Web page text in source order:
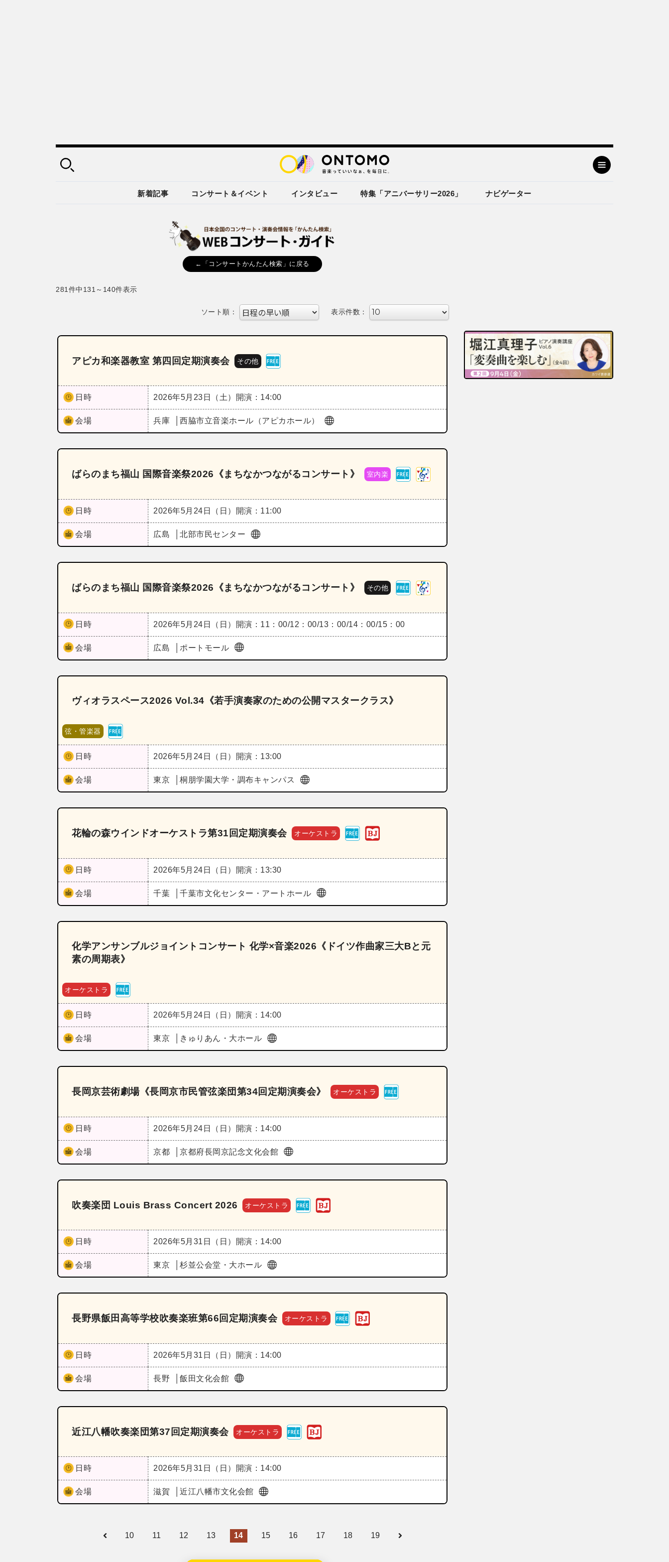
新着記事 コンサート＆イベント インタビュー 特集「アニバーサリー2026」 ナビゲーター
←「コンサートかんたん検索」に戻る
281件中131～140件表示
ソート順： 表示件数：
アピカ和楽器教室 第四回定期演奏会 その他
日時 2026年5月23日（土） 開演：14:00
会場 兵庫 西脇市立音楽ホール（アピカホール）
ばらのまち福山 国際音楽祭2026《まちなかつながるコンサート》 室内楽
日時 2026年5月24日（日） 開演：11:00
会場 広島 北部市民センター
ばらのまち福山 国際音楽祭2026《まちなかつながるコンサート》 その他
日時 2026年5月24日（日） 開演：11：00/12：00/13：00/14：00/15：00
会場 広島 ポートモール
ヴィオラスペース2026 Vol.34《若手演奏家のための公開マスタークラス》
弦・管楽器
日時 2026年5月24日（日） 開演：13:00
会場 東京 桐朋学園大学・調布キャンパス
花輪の森ウインドオーケストラ第31回定期演奏会 オーケストラ
日時 2026年5月24日（日） 開演：13:30
会場 千葉 千葉市文化センター・アートホール
化学アンサンブルジョイントコンサート 化学×音楽2026《ドイツ作曲家三大Bと元
素の周期表》
オーケストラ
日時 2026年5月24日（日） 開演：14:00
会場 東京 きゅりあん・大ホール
長岡京芸術劇場《長岡京市民管弦楽団第34回定期演奏会》 オーケストラ
日時 2026年5月24日（日） 開演：14:00
会場 京都 京都府長岡京記念文化会館
吹奏楽団 Louis Brass Concert 2026 オーケストラ
日時 2026年5月31日（日） 開演：14:00
会場 東京 杉並公会堂・大ホール
長野県飯田高等学校吹奏楽班第66回定期演奏会 オーケストラ
日時 2026年5月31日（日） 開演：14:00
会場 長野 飯田文化会館
近江八幡吹奏楽団第37回定期演奏会 オーケストラ
日時 2026年5月31日（日） 開演：14:00
会場 滋賀 近江八幡市文化会館
10 11 12 13 14 15 16 17 18 19